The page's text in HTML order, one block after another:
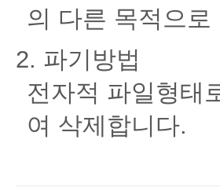
의 다른 목적으
2. 파기방법
전자적 파일형태
여 삭제합니다.